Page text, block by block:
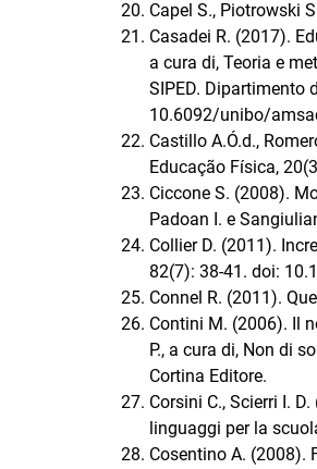
Capel S., Piotrowski
Casadei R. (2017).
a cura di, Teoria e
SIPED. Dipartimento
10.6092/unibo/
Castillo A.Ó.d.,
Educação Física,
Ciccone S. (2008).
Padoan I. e
Collier D. (2011).
82(7): 38-41. doi:
Connel R. (2011).
Contini M. (2006). Il
P., a cura di, Non di
Cortina Editore.
Corsini C., Scierri I.
linguaggi per la
Cosentino A. (2008).